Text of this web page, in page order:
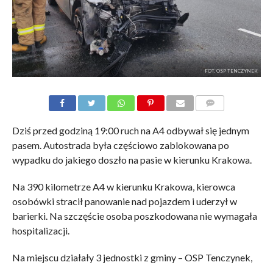
FOT. OSP TENCZYNEK
Dziś przed godziną 19:00 ruch na A4 odbywał się jednym
pasem. Autostrada była częściowo zablokowana po
wypadku do jakiego doszło na pasie w kierunku Krakowa.
Na 390 kilometrze A4 w kierunku Krakowa, kierowca
osobówki stracił panowanie nad pojazdem i uderzył w
barierki. Na szczęście osoba poszkodowana nie wymagała
hospitalizacji.
Na miejscu działały 3 jednostki z gminy – OSP Tenczynek,